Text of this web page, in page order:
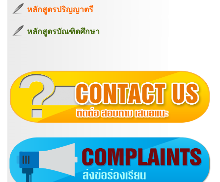
หลักสูตรปริญญาตรี
หลักสูตรบัณฑิตศึกษา